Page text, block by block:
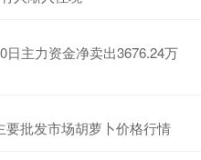
日主力资金净卖出3676.24万
要批发市场胡萝卜价格行情